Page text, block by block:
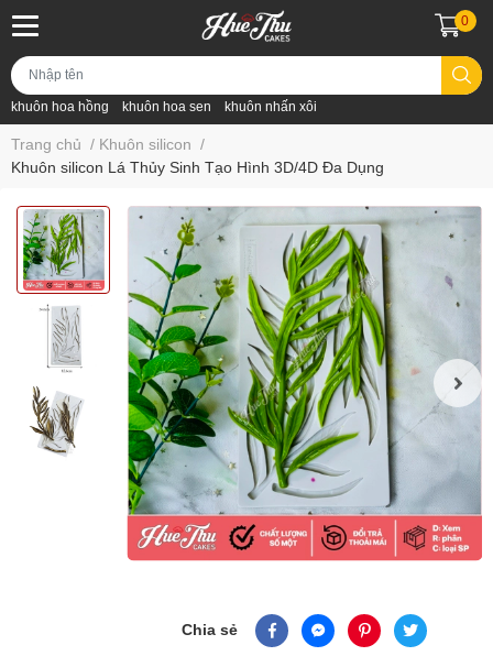
khuôn hoa hồng khuôn hoa sen khuôn nhấn xôi
0
Trang chủ / Khuôn silicon /
Khuôn silicon Lá Thủy Sinh Tạo Hình 3D/4D Đa Dụng
Chia sẻ